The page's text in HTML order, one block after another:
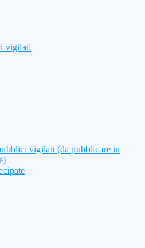
vigilati
vigilati (da pubblicare in